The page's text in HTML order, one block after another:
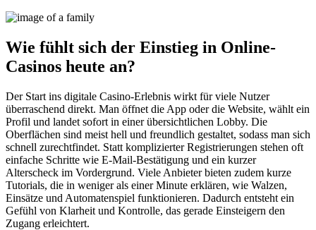
Wie fühlt sich der Einstieg in Online-
Casinos heute an?
Der Start ins digitale Casino-Erlebnis wirkt für viele Nutzer
überraschend direkt. Man öffnet die App oder die Website, wählt ein
Profil und landet sofort in einer übersichtlichen Lobby. Die
Oberflächen sind meist hell und freundlich gestaltet, sodass man sich
schnell zurechtfindet. Statt komplizierter Registrierungen stehen oft
einfache Schritte wie E-Mail-Bestätigung und ein kurzer
Alterscheck im Vordergrund. Viele Anbieter bieten zudem kurze
Tutorials, die in weniger als einer Minute erklären, wie Walzen,
Einsätze und Automatenspiel funktionieren. Dadurch entsteht ein
Gefühl von Klarheit und Kontrolle, das gerade Einsteigern den
Zugang erleichtert.